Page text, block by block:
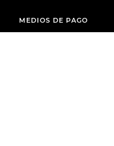
MEDIOS DE PAGO